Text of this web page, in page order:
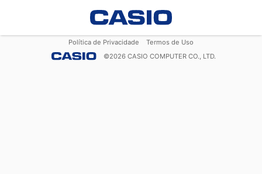
Política de Privacidade
Termos de Uso
©2026 CASIO COMPUTER CO., LTD.